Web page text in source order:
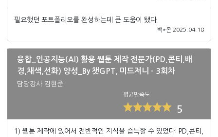
필요했던 포트폴리오를 완성하는데 큰 도움이 됐다.
백*온 2025.04.18
융합_인공지능(AI) 활용 웹툰 제작 전문가(PD,콘티,배
경,채색,선화) 양성_By 챗GPT, 미드저니 - 3회차
담당강사 김현준
평균만족도
5
1) 웹툰 제작에 있어서 전반적인 지식을 습득할 수 있었다: PD,콘티,